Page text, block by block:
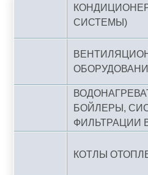
СИСТЕМЫ)
БОЙЛЕРЫ,
ФИЛЬТРАЦИИ
КОТЛЫ